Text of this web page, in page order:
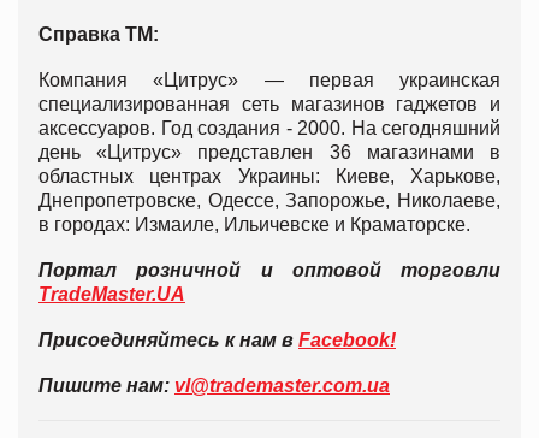
Справка ТМ:
Компания «Цитрус» — первая украинская
специализированная сеть магазинов гаджетов и
аксессуаров. Год создания - 2000. На сегодняшний
день «Цитрус» представлен 36 магазинами в
областных центрах Украины: Киеве, Харькове,
Днепропетровске, Одессе, Запорожье, Николаеве,
в городах: Измаиле, Ильичевске и Краматорске.
Портал розничной и оптовой торговли
TradeMaster.UA
Присоединяйтесь к нам в Facebook!
Пишите нам: vl@trademaster.com.ua